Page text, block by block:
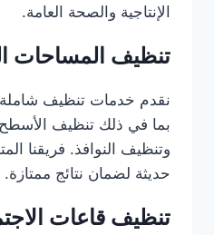
الإنتاجية والصحة العامة.
تنظيف المساحات
نقدم خدمات تنظيف شاملة
بما في ذلك تنظيف
وتنظيف النوافذ. فريقنا
حديثة لضمان نتائج ممتازة.
تنظيف قاعات